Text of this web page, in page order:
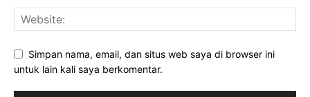
Simpan nama, email, dan situs web saya di browser ini
untuk lain kali saya berkomentar.